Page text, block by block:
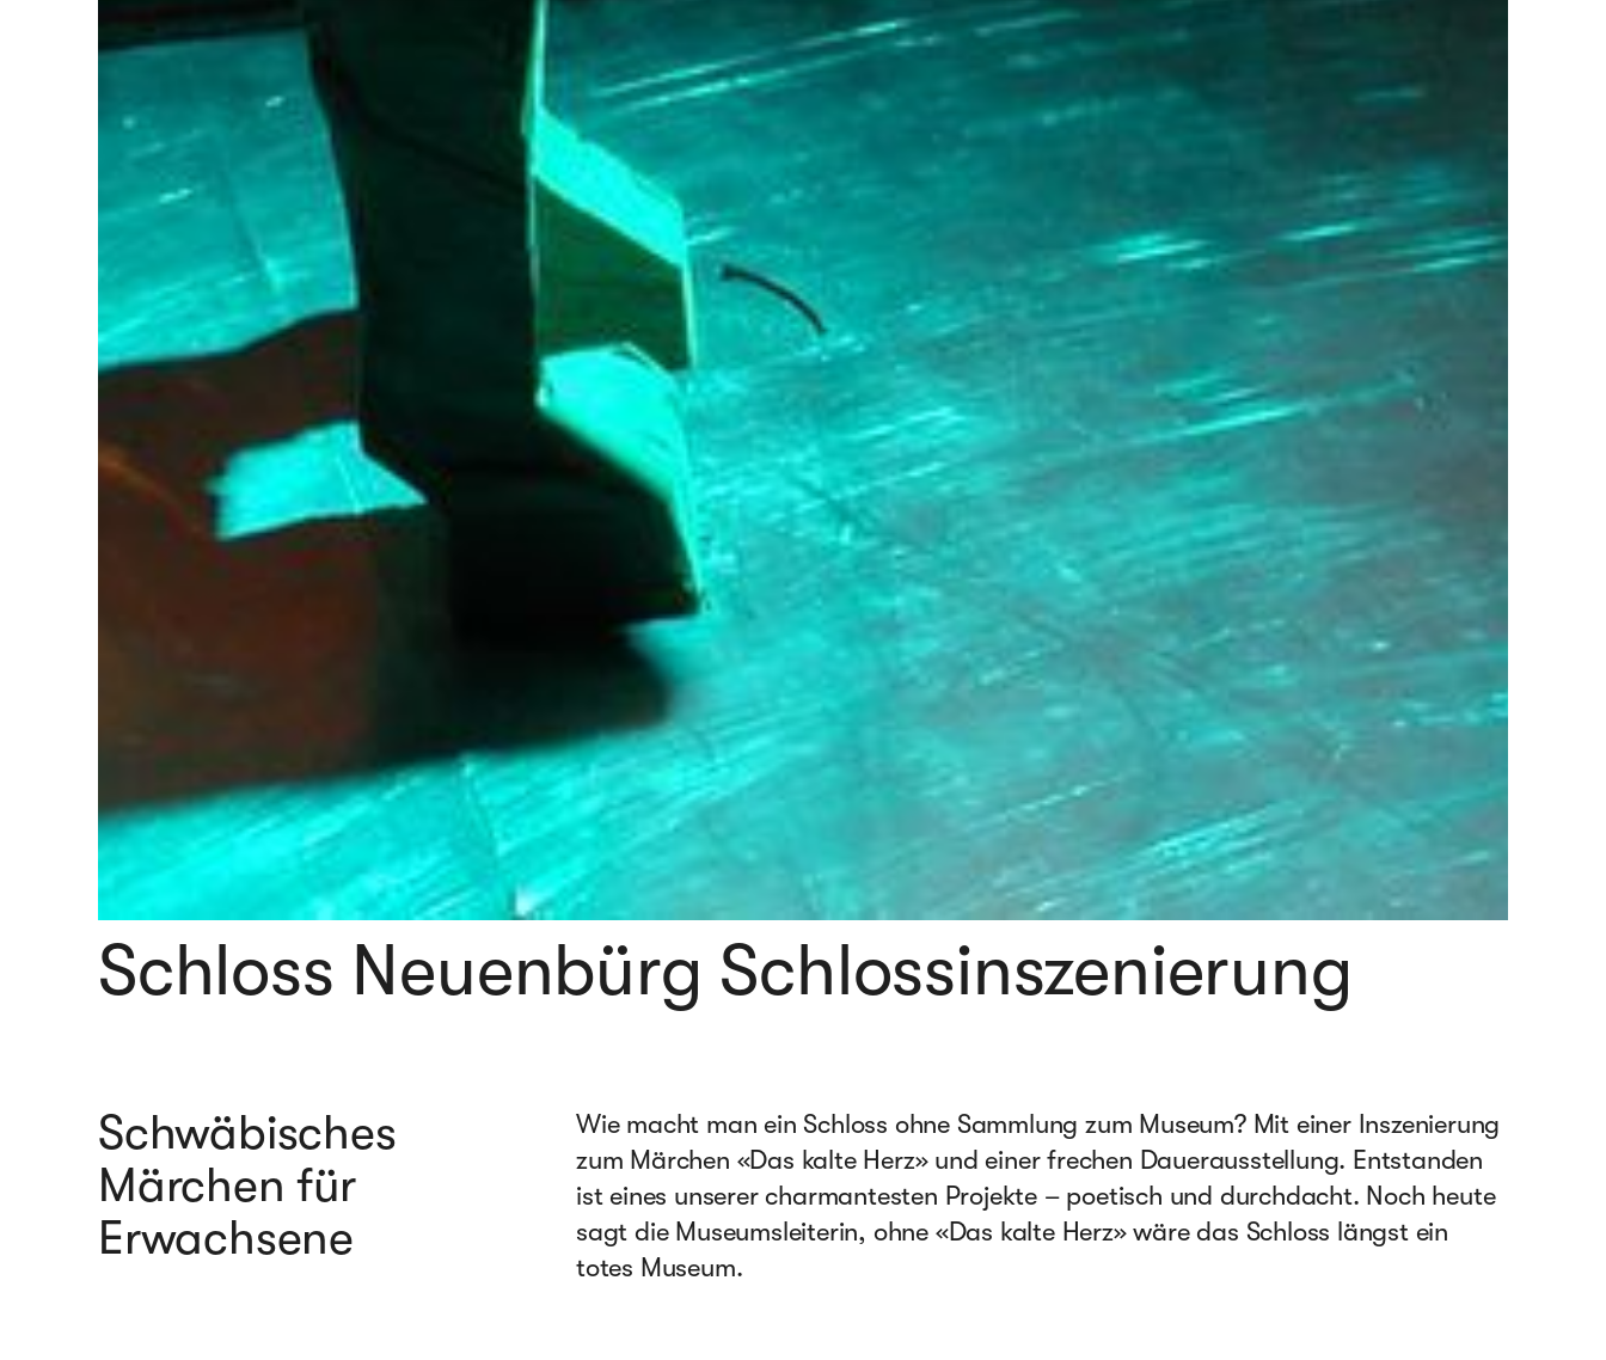
Schloss Neuenbürg Schlossinszenierung
Schwäbisches
Märchen für
Erwachsene
Wie macht man ein Schloss ohne Sammlung zum Museum? Mit einer Inszenierung
zum Märchen «Das kalte Herz» und einer frechen Dauerausstellung. Entstanden
ist eines unserer charmantesten Projekte – poetisch und durchdacht. Noch heute
sagt die Museumsleiterin, ohne «Das kalte Herz» wäre das Schloss längst ein
totes Museum.